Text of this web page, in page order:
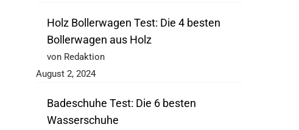
Holz Bollerwagen Test: Die 4 besten
Bollerwagen aus Holz
von Redaktion
August 2, 2024
Badeschuhe Test: Die 6 besten
Wasserschuhe